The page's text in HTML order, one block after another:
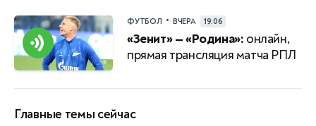
ФУТБОЛ • ВЧЕРА 19:06
«Зенит» — «Родина»: онлайн,
прямая трансляция матча РПЛ
Главные темы сейчас